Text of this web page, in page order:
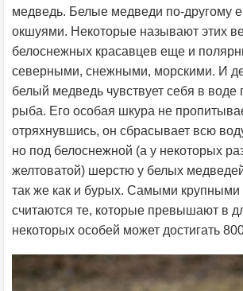
медведь. Белые медведи по-другому
окшуями. Некоторые называют этих
белоснежных красавцев еще и
северными, снежными, морскими. И
белый медведь чувствует себя в воде
рыба. Его особая шкура не
отряхнувшись, он сбрасывает всю
но под белоснежной (а у некоторых
желтоватой) шерстю у белых
так же как и бурых. Самыми крупными
считаются те, которые превышают в
некоторых особей может достигать